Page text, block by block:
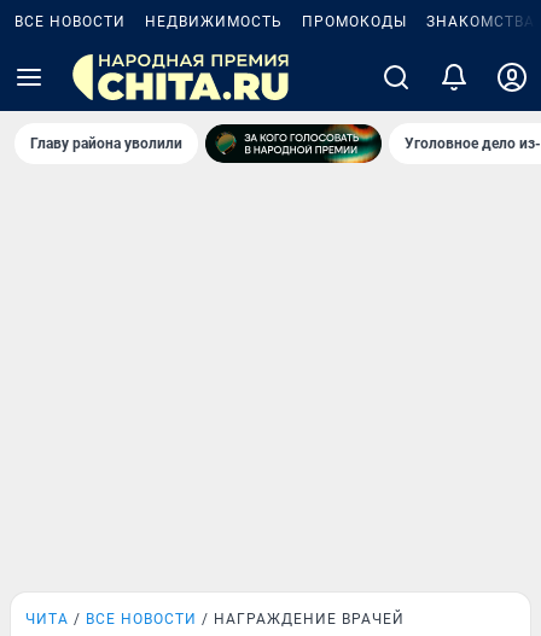
ВСЕ НОВОСТИ НЕДВИЖИМОСТЬ ПРОМОКОДЫ ЗНАКОМСТВА
Главу района уволили Уголовное дело
ЧИТА ВСЕ НОВОСТИ НАГРАЖДЕНИЕ ВРАЧЕЙ